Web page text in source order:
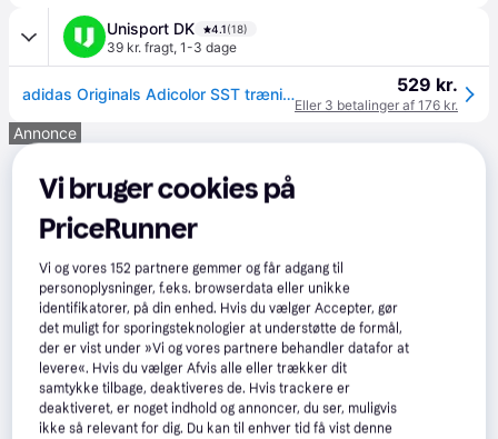
Unisport DK 4.1(18)
39 kr. fragt, 1-3 dage
adidas Originals Adicolor SST træningsbukser. 529 kr.
Eller 3 betalinger af 176 kr.
Annonce
Vi bruger cookies på
PriceRunner
Vi og vores152 partnere gemmer og får adgang til
personoplysninger, f.eks. browserdata eller unikke
identifikatorer, på din enhed. Hvis du vælger Accepter, gør
det muligt for sporingsteknologier at understøtte de formål,
der er vist under »Vi og vores partnere behandler datafor at
levere«. Hvis du vælger Afvis alle eller trækker dit
samtykke tilbage, deaktiveres de. Hvis trackere er
deaktiveret, er noget indhold og annoncer, du ser, muligvis
ikke så relevant for dig. Du kan til enhver tid få vist denne